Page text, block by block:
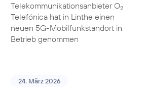
Telekommunikationsanbieter O2
Telefónica hat in Linthe einen
neuen 5G-Mobilfunkstandort in
Betrieb genommen
24. März 2026